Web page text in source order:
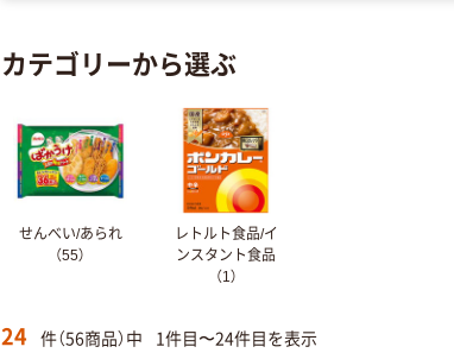
カテゴリーから選ぶ
せんべい/あられ
（55）
レトルト食品/イ
ンスタント食品
（1）
24 件（56商品）中 1件目〜24件目を表示